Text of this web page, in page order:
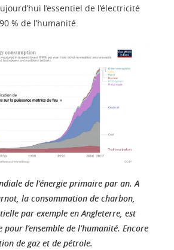
l’essentiel de l’électricité
% de l’humanité.
de l’énergie primaire par an. A
la consommation de charbon,
par exemple en Angleterre, est
l’ensemble de l’humanité. Encore
de gaz et de pétrole.